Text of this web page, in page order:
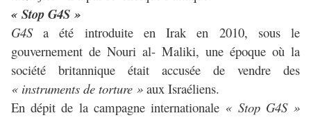
« Stop G4S »
G4Sa été introduite en Irak en 2010, sous le
gouvernement de Nouri al- Maliki, une époque où la
société britannique était accusée de vendre des
« instruments de torture » aux Israéliens.
En dépit de la campagne internationale « Stop G4S »